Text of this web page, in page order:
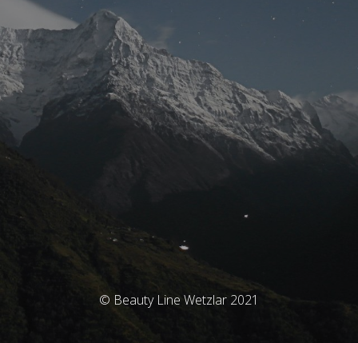
© Beauty Line Wetzlar 2021